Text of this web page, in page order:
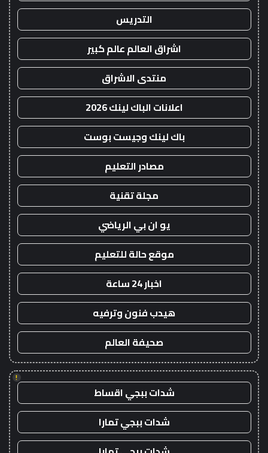
التدريس
اشراق العالم عالم كبير
منتدى الاشراق
اعلانات الباك لينك 2026
باك لينك وجيست بوست
مصادر التعليم
مجلة تقنية
يو ان بي الرياضي
موقع حالة للتعليم
اخبار 24 ساعة
هيدب فنون وترفيه
صحيفة العالم
!
شدات ببجي اقساط
شدات ببجي تمارا